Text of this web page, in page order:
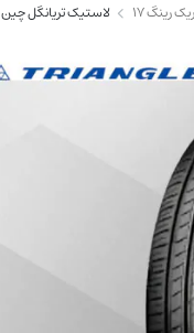
لاستیک تریانگل چین 225/45/17 مدل TH201